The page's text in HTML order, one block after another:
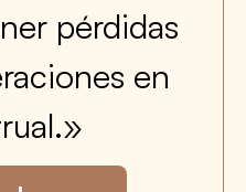
pérdidas
en